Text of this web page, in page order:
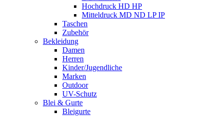
Hochdruck HD HP
Mitteldruck MD ND LP IP
Taschen
Zubehör
Bekleidung
Damen
Herren
Kinder/Jugendliche
Marken
Outdoor
UV-Schutz
Blei & Gurte
Bleigurte